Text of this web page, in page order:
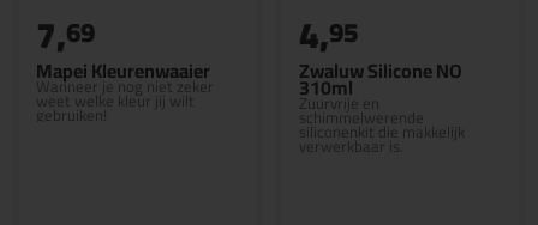
Mapei Kleurenwaaier
Wanneer je nog niet zeker
weet welke kleur jij wilt
gebruiken!
7,69
Zwaluw Silicone NO
310ml
Zuurvrije en
schimmelwerende
siliconenkit die makkelijk
verwerkbaar is.
4,95